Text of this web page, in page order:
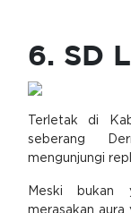
6. SD
Terletak di
seberang
mengunjungi
Meski bukan